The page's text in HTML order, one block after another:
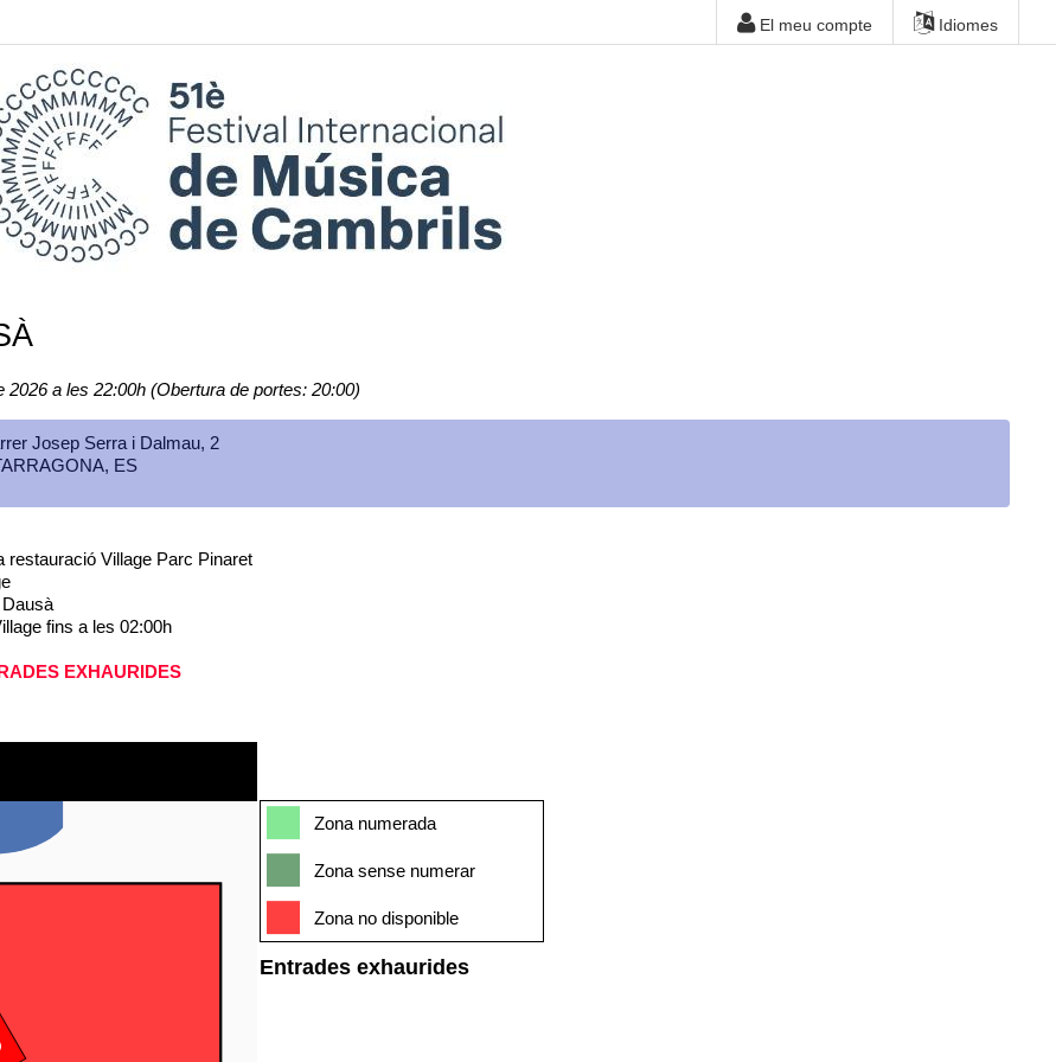
El meu compte Idiomes
2026 a les 22:00h (Obertura de portes: 20:00)
Josep Serra i Dalmau, 2
ES
restauració Village Parc Pinaret
fins a les 02:00h
EXHAURIDES
Zona numerada
Zona sense numerar
Zona no disponible
Entrades exhaurides